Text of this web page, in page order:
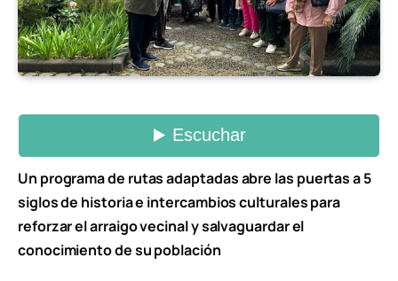
Un programa de rutas adaptadas abre las puertas a 5
siglos de historia e intercambios culturales para
reforzar el arraigo vecinal y salvaguardar el
conocimiento de su población